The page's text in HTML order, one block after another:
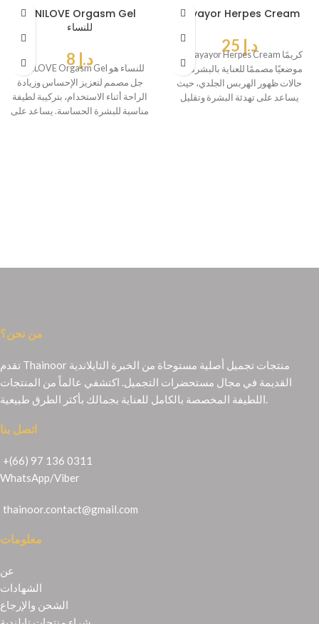
MINILOVE Orgasm Gel
للنساء
د.إ
MINILOVE Orgasm Gel للنساء هو
جل مصمم لتعزيز الإحساس وزيادة
الراحة أثناء الاستخدام، بتركيبة لطيفة
مناسبة للبشرة الحساسة. يساعد على
Payayor Herpes Cream
د.إ
موضعيًا مصممًا للعناية بالبشرة في
حالات ظهور الهربس الجلدي، حيث
يساعد على تهدئة البشرة وتقليل
من نحن؟
تقدم Thainoor منتجات تجميل أصلية مستوحاة من الخبرة التايلاندية
القديمة في مجال مستحضرات التجميل. اكتشفي عالماً من المنتجات
اللطيفة المخصصة بالكامل للعناية بجمالك بأكثر الطرق طبيعية.
اتصل بنا
+(66) 97 136 0311
WhatsApp/Viber
thainoor.contact@gmail.com
معلومات
عن
الشهادات
الشحن والإرجاع